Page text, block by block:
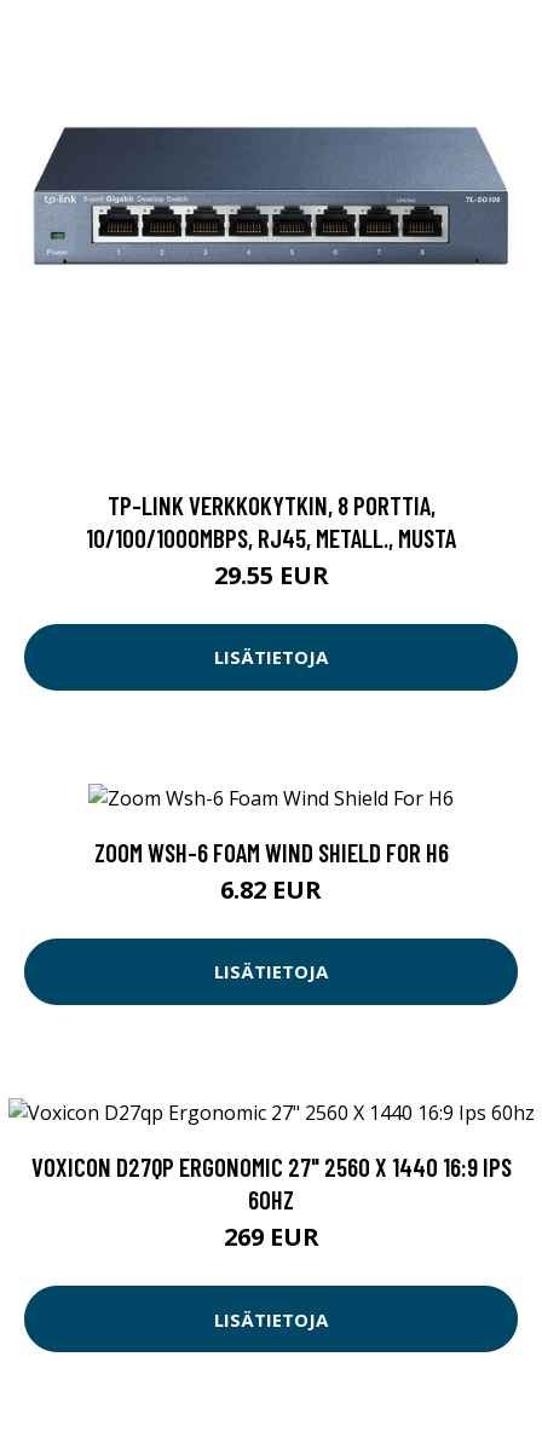
TP-LINK VERKKOKYTKIN, 8 PORTTIA,
10/100/1000MBPS, RJ45, METALL., MUSTA
29.55 EUR
LISÄTIETOJA
ZOOM WSH-6 FOAM WIND SHIELD FOR H6
6.82 EUR
LISÄTIETOJA
VOXICON D27QP ERGONOMIC 27" 2560 X 1440 16:9 IPS
60HZ
269 EUR
LISÄTIETOJA